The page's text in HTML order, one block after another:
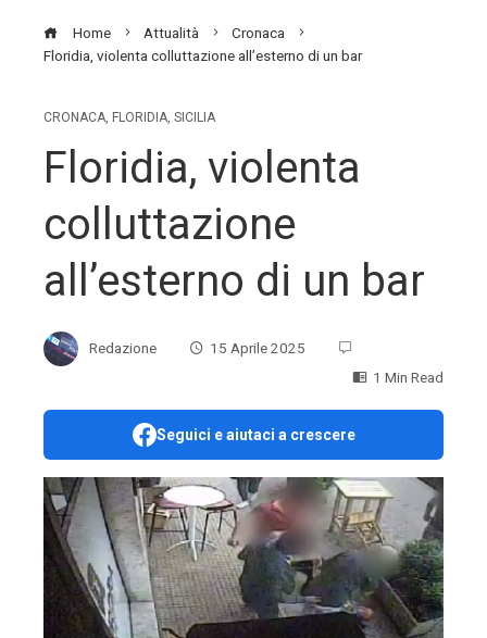
Home Attualità
Cronaca
Floridia, violenta colluttazione all’esterno di un bar
CRONACA, FLORIDIA, SICILIA
Floridia, violenta
colluttazione
all’esterno di un bar
Redazione
15 Aprile 2025
1 Min Read
Seguici e aiutaci a crescere